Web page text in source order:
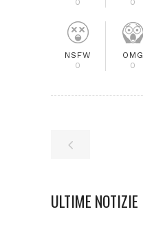
NSFW
0
OMG
0
ULTIME NOTIZIE